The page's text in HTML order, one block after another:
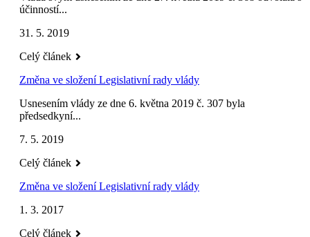
účinností...
31. 5. 2019
Celý článek
Změna ve složení Legislativní rady vlády
Usnesením vlády ze dne 6. května 2019 č. 307 byla
předsedkyní...
7. 5. 2019
Celý článek
Změna ve složení Legislativní rady vlády
1. 3. 2017
Celý článek